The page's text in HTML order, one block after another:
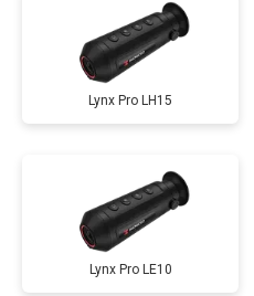
Lynx Pro LH15
Lynx Pro LE10